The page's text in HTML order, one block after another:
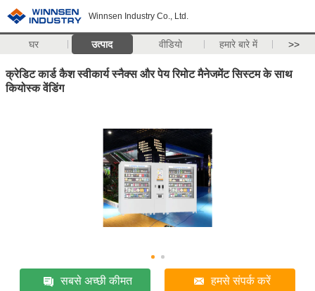
Winnsen Industry Co., Ltd.
घर उत्पाद वीडियो हमारे बारे में >>
क्रेडिट कार्ड कैश स्वीकार्य स्नैक्स और पेय रिमोट मैनेजमेंट सिस्टम के साथ
कियोस्क वेंडिंग
सबसे अच्छी कीमत हमसे संपर्क करें